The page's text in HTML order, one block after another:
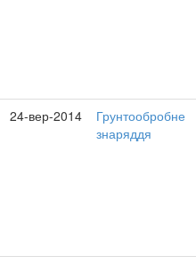
24-вер-2014
Грунтообробне
знаряддя